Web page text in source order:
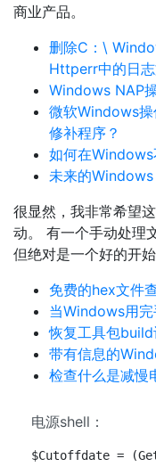
商业产品。
删除C：\
Httperr中的日
Windows NAP
微软Windows操
修补程序？
如何在Windows
未来的
很显然，我非常希望
动。 有一个手动处理
但绝对是一个好的开始
免费的hex文件
当Windows用完
恢复工具包build
带有信息的
检查什么是减慢
电源shell：
$Cutoffdate =